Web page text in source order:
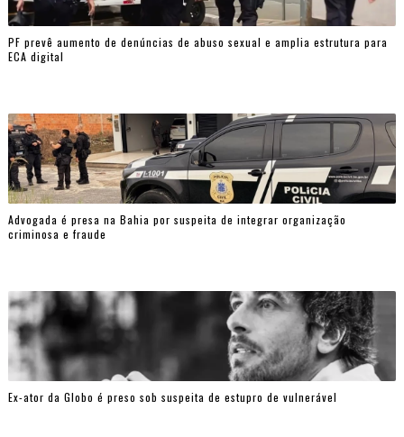
PF prevê aumento de denúncias de abuso sexual e amplia estrutura para
ECA digital
Advogada é presa na Bahia por suspeita de integrar organização
criminosa e fraude
Ex-ator da Globo é preso sob suspeita de estupro de vulnerável